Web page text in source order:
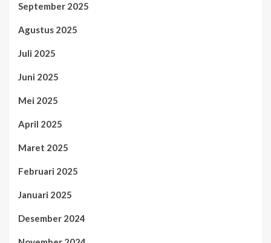
September 2025
Agustus 2025
Juli 2025
Juni 2025
Mei 2025
April 2025
Maret 2025
Februari 2025
Januari 2025
Desember 2024